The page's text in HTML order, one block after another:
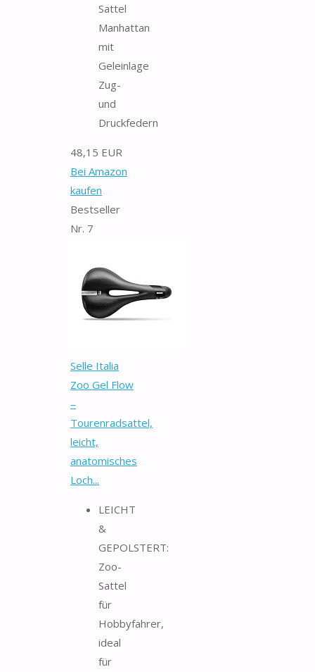
Sattel
Manhattan
mit
Geleinlage
Zug-
und
Druckfedern
48,15 EUR
Bei Amazon
kaufen
Bestseller
Nr. 7
Selle Italia
Zoo Gel Flow
–
Tourenradsattel,
leicht,
anatomisches
Loch...
LEICHT
&
GEPOLSTERT:
Zoo-
Sattel
für
Hobbyfahrer,
ideal
für